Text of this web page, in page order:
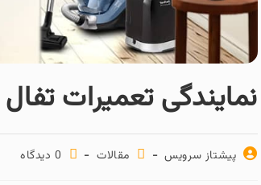
نمایندگی تعمیرات تفال
پیشتاز سرویس مقالات 0 دیدگاه